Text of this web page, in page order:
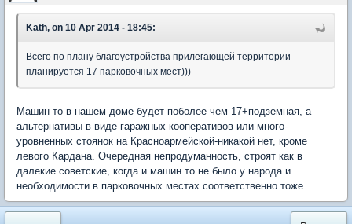
Kath, on 10 Apr 2014 - 18:45:
Всего по плану благоустройства прилегающей территории
планируется 17 парковочных мест)))
Машин то в нашем доме будет поболее чем 17+подземная, а
альтернативы в виде гаражных кооперативов или много-
уровненных стоянок на Красноармейской-никакой нет, кроме
левого Кардана. Очередная непродуманность, строят как в
далекие советские, когда и машин то не было у народа и
необходимости в парковочных местах соответственно тоже.